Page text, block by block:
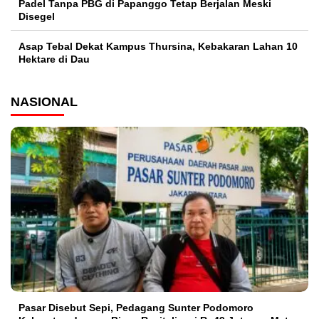
Padel Tanpa PBG di Papanggo Tetap Berjalan Meski
Disegel
Asap Tebal Dekat Kampus Thursina, Kebakaran Lahan 10
Hektare di Dau
NASIONAL
Pasar Disebut Sepi, Pedagang Sunter Podomoro